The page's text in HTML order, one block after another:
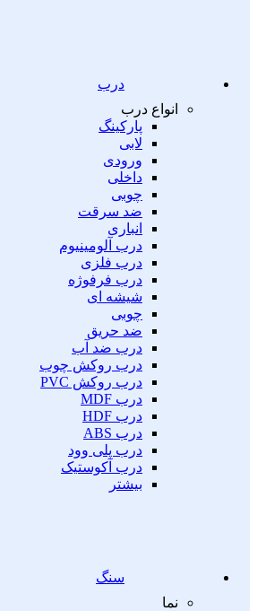
درب
انواع درب
پارکینگ
لابی
ورودی
داخلی
چوبی
ضد سرقت
انباری
درب آلومینیوم
درب فلزی
درب فرفوژه
شیشه ای
چوبی
ضد حریق
درب ضد آب
درب روکش چوب
درب روکش PVC
درب MDF
درب HDF
درب ABS
درب پلی وود
درب آکوستیک
بیشتر
سنگ
نما